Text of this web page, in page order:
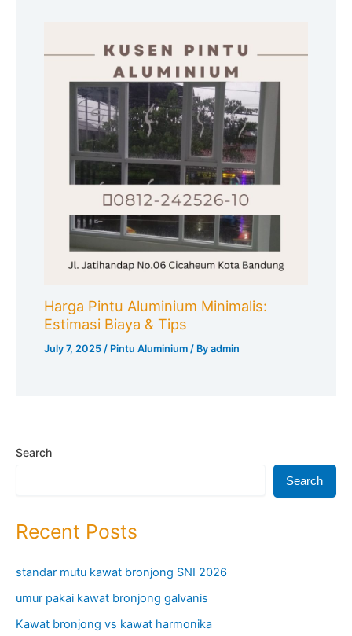
Harga Pintu Aluminium Minimalis:
Estimasi Biaya & Tips
July 7, 2025 / Pintu Aluminium / Byadmin
Search
Search
Recent Posts
standar mutu kawat bronjong SNI 2026
umur pakai kawat bronjong galvanis
Kawat bronjong vs kawat harmonika